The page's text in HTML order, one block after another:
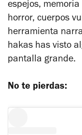
espejos,
horror, cuerpos
herramienta
hakas has visto
pantalla grande.
No te pierdas: